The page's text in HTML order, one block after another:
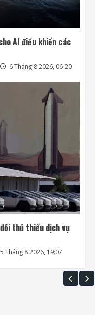
AI điều khiển các
6 Tháng 8 2026, 06:20
thủ thiếu dịch vụ
5 Tháng 8 2026, 19:07